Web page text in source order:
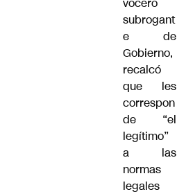
vocero
subrogant
e de
Gobierno,
recalcó
que les
correspon
de “el
legítimo”
a las
normas
legales